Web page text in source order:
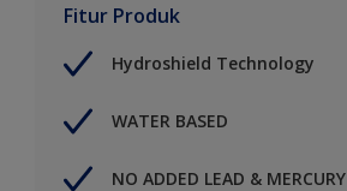
Fitur Produk
Hydroshield Technology
WATER BASED
NO ADDED LEAD & MERCURY